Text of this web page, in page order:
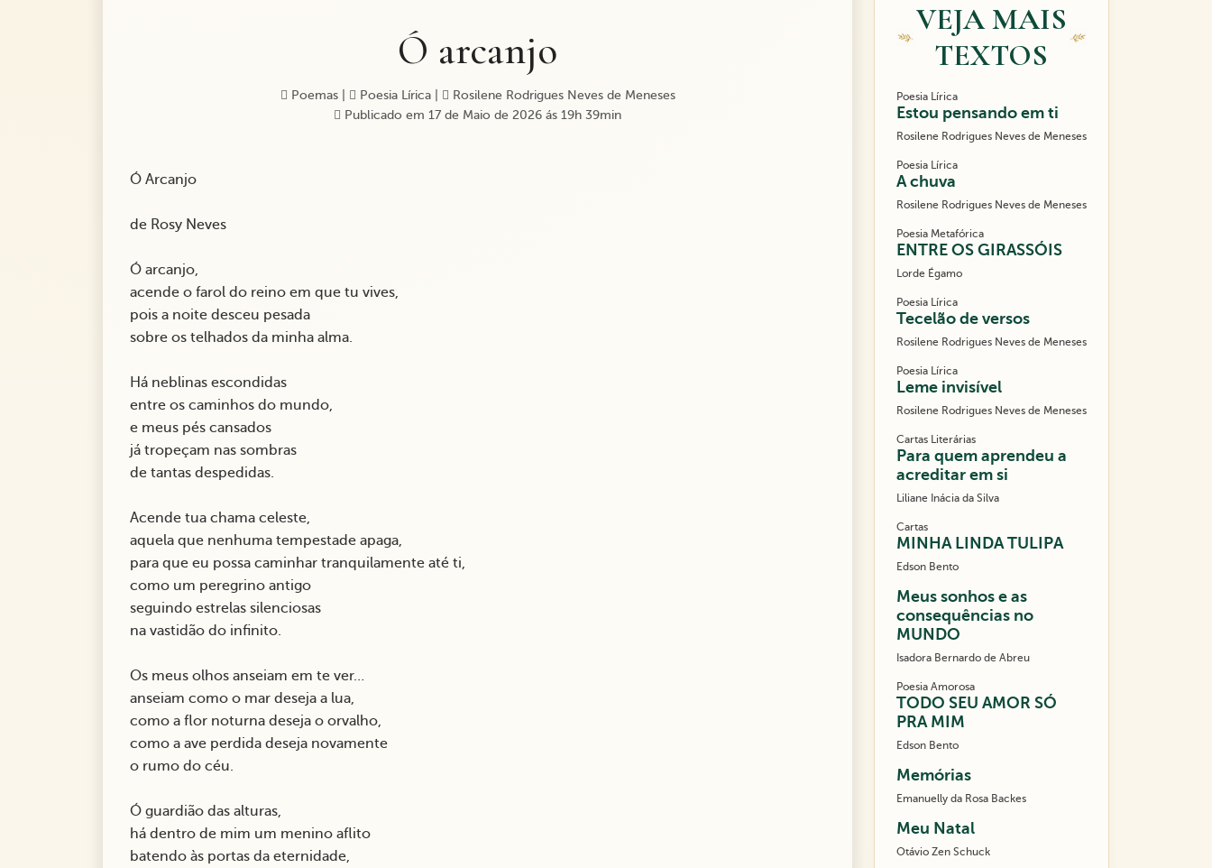
Ó arcanjo
Poemas| Poesia Lírica
Rosilene Rodrigues Neves de Meneses
Publicado em 17 de Maio de 2026 ás 19h 39min
Ó Arcanjo
de Rosy Neves
Ó arcanjo,
acende o farol do reino em que tu vives,
pois a noite desceu pesada
sobre os telhados da minha alma.
Há neblinas escondidas
entre os caminhos do mundo,
e meus pés cansados
já tropeçam nas sombras
de tantas despedidas.
Acende tua chama celeste,
aquela que nenhuma tempestade apaga,
para que eu possa caminhar tranquilamente até ti,
como um peregrino antigo
seguindo estrelas silenciosas
na vastidão do infinito.
Os meus olhos anseiam em te ver…
anseiam como o mar deseja a lua,
como a flor noturna deseja o orvalho,
como a ave perdida deseja novamente
o rumo do céu.
Ó guardião das alturas,
há dentro de mim um menino aflito
batendo às portas da eternidade,
VEJA MAIS
TEXTOS
Poesia Lírica
Estou pensando em ti
Rosilene Rodrigues Neves de Meneses
Poesia Lírica
A chuva
Rosilene Rodrigues Neves de Meneses
Poesia Metafórica
ENTRE OS GIRASSÓIS
Lorde Égamo
Poesia Lírica
Tecelão de versos
Rosilene Rodrigues Neves de Meneses
Poesia Lírica
Leme invisível
Rosilene Rodrigues Neves de Meneses
Cartas Literárias
Para quem aprendeu a
acreditar em si
Liliane Inácia da Silva
Cartas
MINHA LINDA TULIPA
Edson Bento
Meus sonhos e as
consequências no
MUNDO
Isadora Bernardo de Abreu
Poesia Amorosa
TODO SEU AMOR SÓ
PRA MIM
Edson Bento
Memórias
Emanuelly da Rosa Backes
Meu Natal
Otávio Zen Schuck